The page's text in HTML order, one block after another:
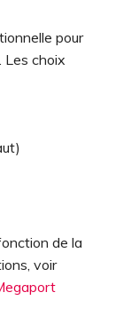
pour
choix
de la
voir